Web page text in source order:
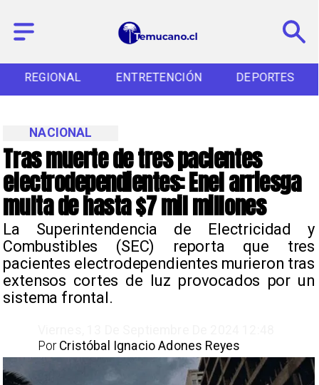
REGIONAL ENTRETENCIÓN DEPORTES
Tras muerte de tres pacientes
electrodependientes: Enel arriesga
multa de hasta $7 mil millones
​La Superintendencia de Electricidad y
Combustibles (SEC) reporta que tres
pacientes electrodependientes murieron tras
extensos cortes de luz provocados por un
sistema frontal.
NACIONAL
Cristóbal Ignacio Adones Reyes
Por